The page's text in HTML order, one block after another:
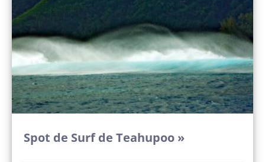
Spot de Surf de Teahupoo »